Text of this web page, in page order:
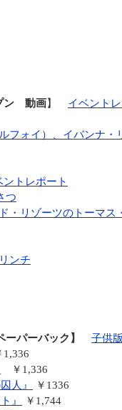
ン 動画】 イベント
フォイ）、イバンナ・
ントレポート
つ
・リゾーツのトーマス
ンチ
パーバック】
子供
1,336
￥1,336
人』
￥1336
』
￥1,744